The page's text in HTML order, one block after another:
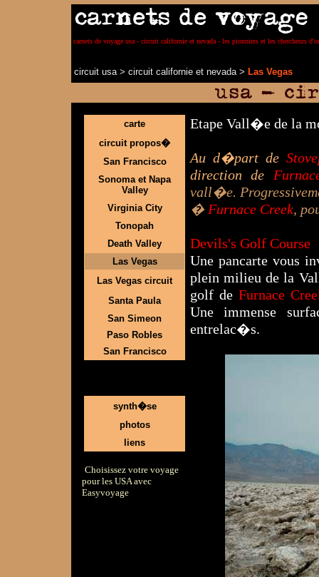
carnets de voyage usa - circuit californie et nevada - les pionniers et les chercheurs
circuit usa> circuit californie et nevada> Las Vegas
carte
circuit propos�
San Francisco
Sonoma et Napa
Valley
Virginia City
Tonopah
Death Valley
Las Vegas
Las Vegas circuit
Santa Paula
San Simeon
Paso Robles
San Francisco
synth�se
photos
liens
Choisissez votre voyage
pour les USA avec
Easyvoyage
Etape Vall�e de la
Au d�part de
direction de
vall�e.
� Furnace Creek,
Devils's Golf Course
Une pancarte vous
plein milieu de la
golf deFurnace
Une immense
entrelac�s.